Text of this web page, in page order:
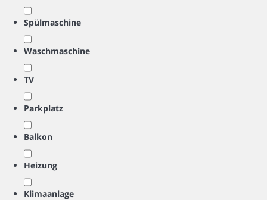
Spülmaschine
Waschmaschine
TV
Parkplatz
Balkon
Heizung
Klimaanlage